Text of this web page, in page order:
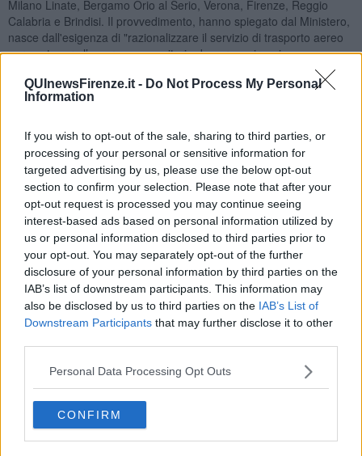
QUInewsFirenze.it - Do Not Process My Personal
Information
If you wish to opt-out of the sale, sharing to third parties, or
processing of your personal or sensitive information for
targeted advertising by us, please use the below opt-out
section to confirm your selection. Please note that after your
opt-out request is processed you may continue seeing
interest-based ads based on personal information utilized by
us or personal information disclosed to third parties prior to
your opt-out. You may separately opt-out of the further
disclosure of your personal information by third parties on the
IAB’s list of downstream participants. This information may
also be disclosed by us to third parties on the IAB’s List of
Downstream Participants that may further disclose it to other
Personal Data Processing Opt Outs
CONFIRM
Milano Linate, Bergamo Orio al Serio, Verona, Firenze, Reggio
Calabria e Brindisi. Il provvedimento, hanno spiegato dal Ministero,
nasce dall'esigenza di "razionalizzare il servizio di trasporto aereo
per contenere l’emergenza sanitaria da coronavirus. in
considerazione della ridotta mobilità sul territorio nazionale". Le
disposizioni del decreto sono in vigore fino al25 marzo 2020.
rimane invariata, anche a tutela dei passeggeri che hanno voli già
prenotati e delle compagnie aeree che hanno programmato i propri
operativi. Poi scatterano le chiusure.
Nel provvedimento si dispone che, per tutelare la salute dei
passeggeri e dei lavoratori, sono assicurati nel settore del trasporto
aereo esclusivamente tutti i servizi essenziali.
"In considerazione delle numerose richieste dei gestori aeroportuali
- si legge nella nota del Ministero -, della collocazione geografica
sul territorio e della loro capacità infrastrutturale, nonché della
necessità di garantire i collegamenti insulari, l’operatività dei servizi
è limitata agli aeroporti diAncona, Bari, Bologna, Cagliari,
Catania, Genova, Lamezia Terme, Lampedusa, Milano
Malpensa, Napoli Capodichino, Palermo, Pantelleria, Pescara,
Pisa, Roma Fiumicino, Torino, Venezia Tessera e Roma